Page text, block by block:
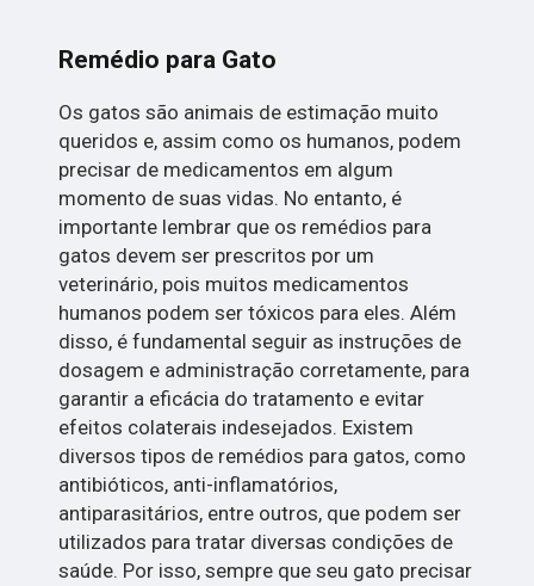
Remédio para Gato
Os gatos são animais de estimação muito
queridos e, assim como os humanos, podem
precisar de medicamentos em algum
momento de suas vidas. No entanto, é
importante lembrar que os remédios para
gatos devem ser prescritos por um
veterinário, pois muitos medicamentos
humanos podem ser tóxicos para eles. Além
disso, é fundamental seguir as instruções de
dosagem e administração corretamente, para
garantir a eficácia do tratamento e evitar
efeitos colaterais indesejados. Existem
diversos tipos de remédios para gatos, como
antibióticos, anti-inflamatórios,
antiparasitários, entre outros, que podem ser
utilizados para tratar diversas condições de
saúde. Por isso, sempre que seu gato precisar